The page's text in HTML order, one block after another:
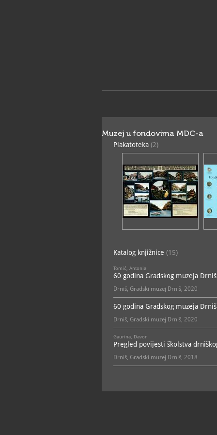
Muzej u fondovima MDC-a
Plakatoteka (2)
Katalog knjižnice (15)
Tomić, Antonia
60 godina Gradskog muzeja
Drniš, Gradski muzej Drniš, 2020
60 godina Gradskog muzeja
Drniš, Gradski muzej Drniš, 2020
Gaurina, Davor
Pregled povijesti školstva
Drniš, Gradski muzej Drniš, 2018